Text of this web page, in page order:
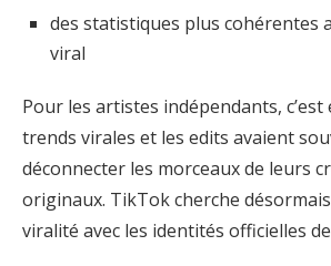
des statistiques plus cohérentes
viral
Pour les artistes indépendants, c’est
trends virales et les edits avaient
déconnecter les morceaux de leurs
originaux. TikTok cherche
viralité avec les identités officielles